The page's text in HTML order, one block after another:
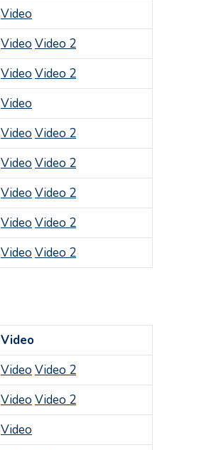
Video
Video Video 2
Video Video 2
Video
Video Video 2
Video Video 2
Video Video 2
Video Video 2
Video Video 2
Video
Video Video 2
Video Video 2
Video